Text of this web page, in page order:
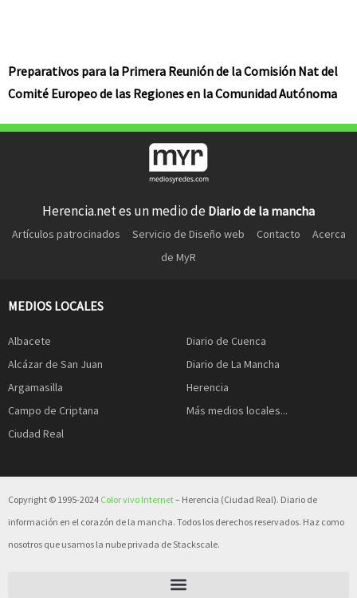
Preparativos para la Primera Reunión de la Comisión Nat del
Comité Europeo de las Regiones en la Comunidad Autónoma
Herencia.net es un medio de Diario de la mancha
Artículos patrocinados Servicio de Diseño web Contacto
Acerca
de MyR
MEDIOS LOCALES
Albacete
Alcázar de San Juan
Argamasilla
Campo de Criptana
Ciudad Real
Diario de Cuenca
Diario de La Mancha
Herencia
Más medios locales...
Copyright © 1995-2024 Color vivo Internet– Herencia (Ciudad Real). Diario de
información en el corazón de la mancha. Todos los derechos reservados. Haz como
nosotros que usamos la nube privada de Stackscale.